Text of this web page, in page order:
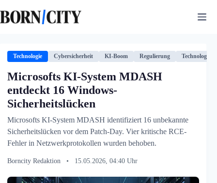
Inhalt
springen
Technologie Cybersicherheit KI-Boom Regulierung Technologie
Microsofts KI-System MDASH
entdeckt 16 Windows-
Sicherheitslücken
Microsofts KI-System MDASH identifiziert 16 unbekannte
Sicherheitslücken vor dem Patch-Day. Vier kritische RCE-
Fehler in Netzwerkprotokollen wurden behoben.
Borncity Redaktion • 15.05.2026, 04:40 Uhr